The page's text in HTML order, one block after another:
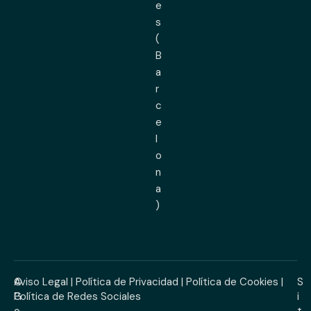
e
s
(
B
a
r
c
e
l
o
n
a
)
©
G
Aviso Legal | Política de Privacidad | Política de Cookies |
Política de Redes Sociales
S
i